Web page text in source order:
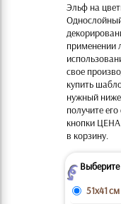
Эльф на
применении
свое
купить
нужный
получите
кнопки
в корзину.
Z
51x41 см